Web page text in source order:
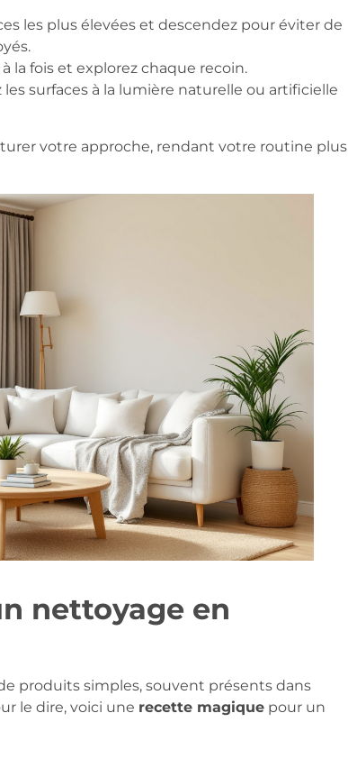
les plus élevées et descendez pour éviter de
la fois et explorez chaque recoin.
surfaces à la lumière naturelle ou artificielle
votre approche, rendant votre routine plus
nettoyage en
produits simples, souvent présents dans
le dire, voici une recette magiquepour un